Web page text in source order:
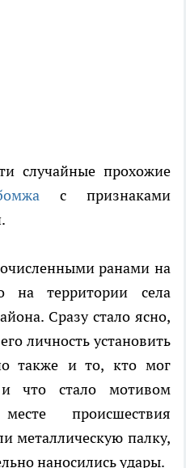
случайные прохожие
с признаками
ранами на
на территории села
Сразу стало ясно,
личность установить
также и то, кто мог
и что стало мотивом
происшествия
металлическую палку,
наносились удары.